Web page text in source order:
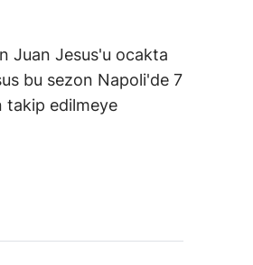
Juan Jesus'u ocakta
bu sezon Napoli'de 7
takip edilmeye